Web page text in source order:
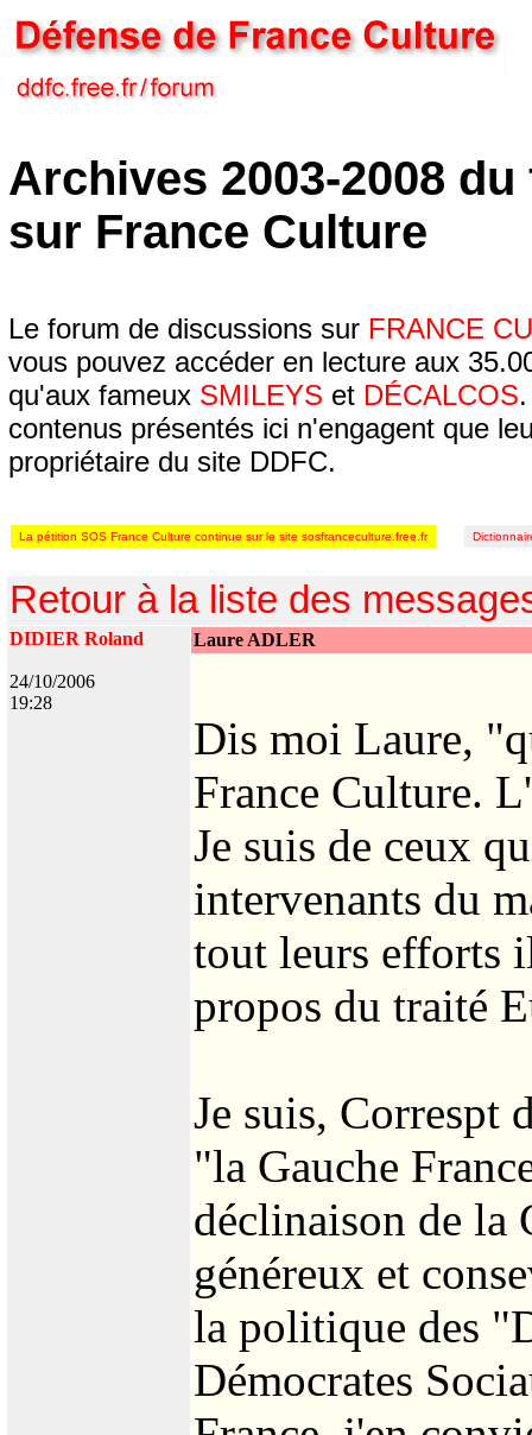
Archives 2003-2008
sur France Culture
Le forum de discussions sur FRANCE
vous pouvez accéder en lecture aux
qu'aux fameux SMILEYS et DÉCALCOS
contenus présentés ici n'engagent que
propriétaire du site DDFC.
La pétition SOS France Culture continue sur le site sosfranceculture.free.fr
Retour à la liste des
DIDIER Roland
24/10/2006
19:28
Laure ADLER
Dis moi Laure,
France Culture.
Je suis de ceux
intervenants du
tout leurs efforts
propos du traité
Je suis, Correspt
"la Gauche
déclinaison de la
généreux et
la politique des
Démocrates